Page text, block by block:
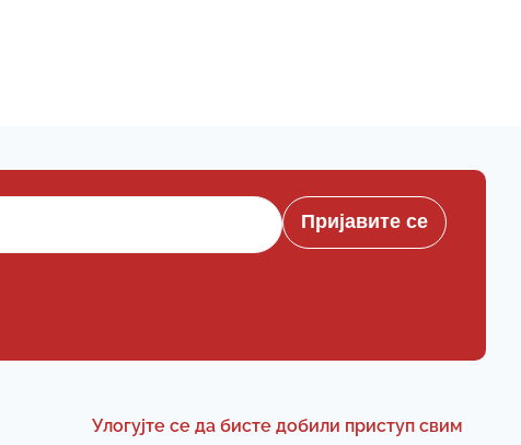
Пријавите се
Улогујте се да бисте добили приступ свим